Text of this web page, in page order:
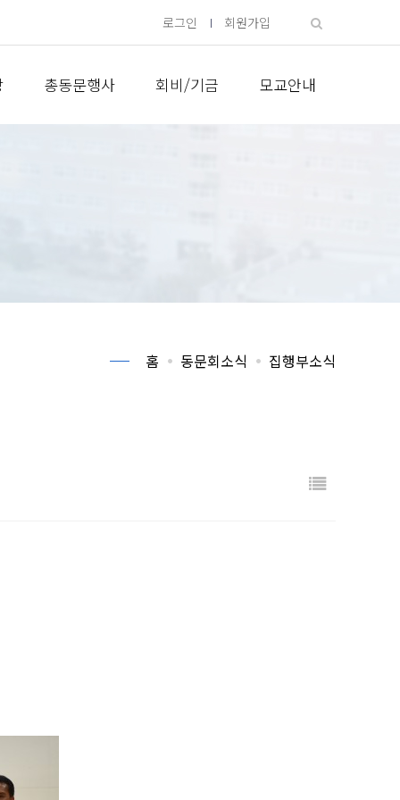
로그인 회원가입
총동문행사 회비/기금 모교안내
홈 동문회소식 집행부소식